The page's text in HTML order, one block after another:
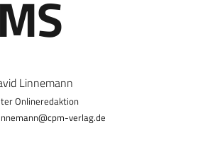
Linnemann
Leiter Onlineredaktion
verlag.de